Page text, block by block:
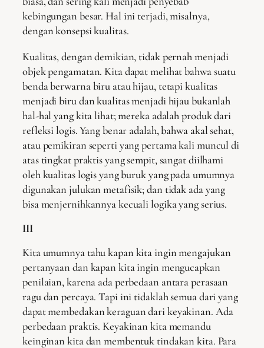
kebingungan besar. Hal ini terjadi, misalnya,
dengan konsepsi kualitas.
Kualitas, dengan demikian, tidak pernah menjadi
objek pengamatan. Kita dapat melihat bahwa suatu
benda berwarna biru atau hijau, tetapi kualitas
menjadi biru dan kualitas menjadi hijau bukanlah
hal-hal yang kita lihat; mereka adalah produk dari
refleksi logis. Yang benar adalah, bahwa akal sehat,
atau pemikiran seperti yang pertama kali muncul di
atas tingkat praktis yang sempit, sangat diilhami
oleh kualitas logis yang buruk yang pada umumnya
digunakan julukan metafisik; dan tidak ada yang
bisa menjernihkannya kecuali logika yang serius.
III
Kita umumnya tahu kapan kita ingin mengajukan
pertanyaan dan kapan kita ingin mengucapkan
penilaian, karena ada perbedaan antara perasaan
ragu dan percaya. Tapi ini tidaklah semua dari yang
dapat membedakan keraguan dari keyakinan. Ada
perbedaan praktis. Keyakinan kita memandu
keinginan kita dan membentuk tindakan kita. Para